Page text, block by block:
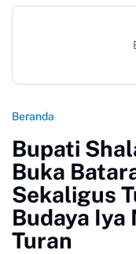
Beranda
Bupati
Buka
Sekaligus
Budaya
Turan